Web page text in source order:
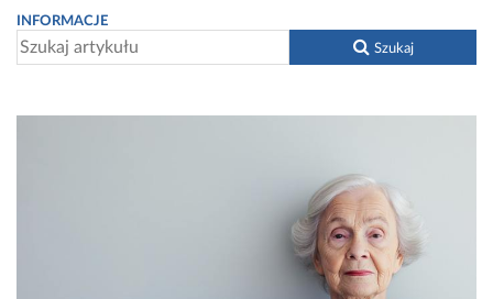
INFORMACJE
Szukaj